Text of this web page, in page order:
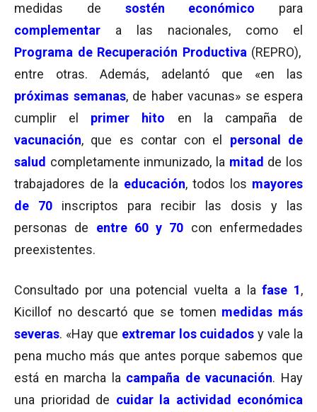
medidas de sostén económico
para
complementar a las nacionales, como el
Programa de Recuperación Productiva (REPRO),
entre otras. Además, adelantó que «en las
próximas semanas, de haber vacunas» se espera
cumplir el primer hito
en la campaña de
vacunación, que es contar con el
personal de
salud completamente inmunizado, la mitad de los
trabajadores de la educación, todos los mayores
de 70 inscriptos para recibir las dosis y las
personas de entre 60 y 70 con enfermedades
preexistentes.
Consultado por una potencial vuelta a lafase 1,
Kicillof no descartó que se tomen medidas más
severas. «Hay que extremar los cuidados y vale la
pena mucho más que antes porque sabemos que
está en marcha la campaña de vacunación. Hay
una prioridad de cuidar la actividad económica